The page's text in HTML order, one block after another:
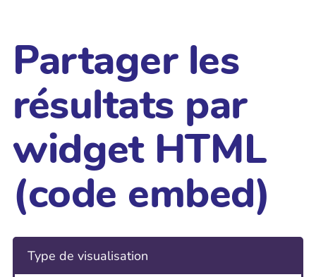
Partager les
résultats par
widget HTML
(code embed)
Type de visualisation